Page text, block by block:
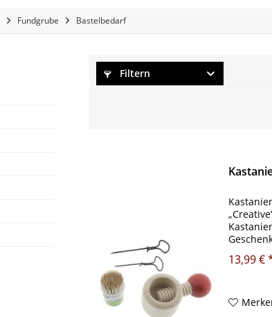
Fundgrube Bastelbedarf
Filtern
13,99 €